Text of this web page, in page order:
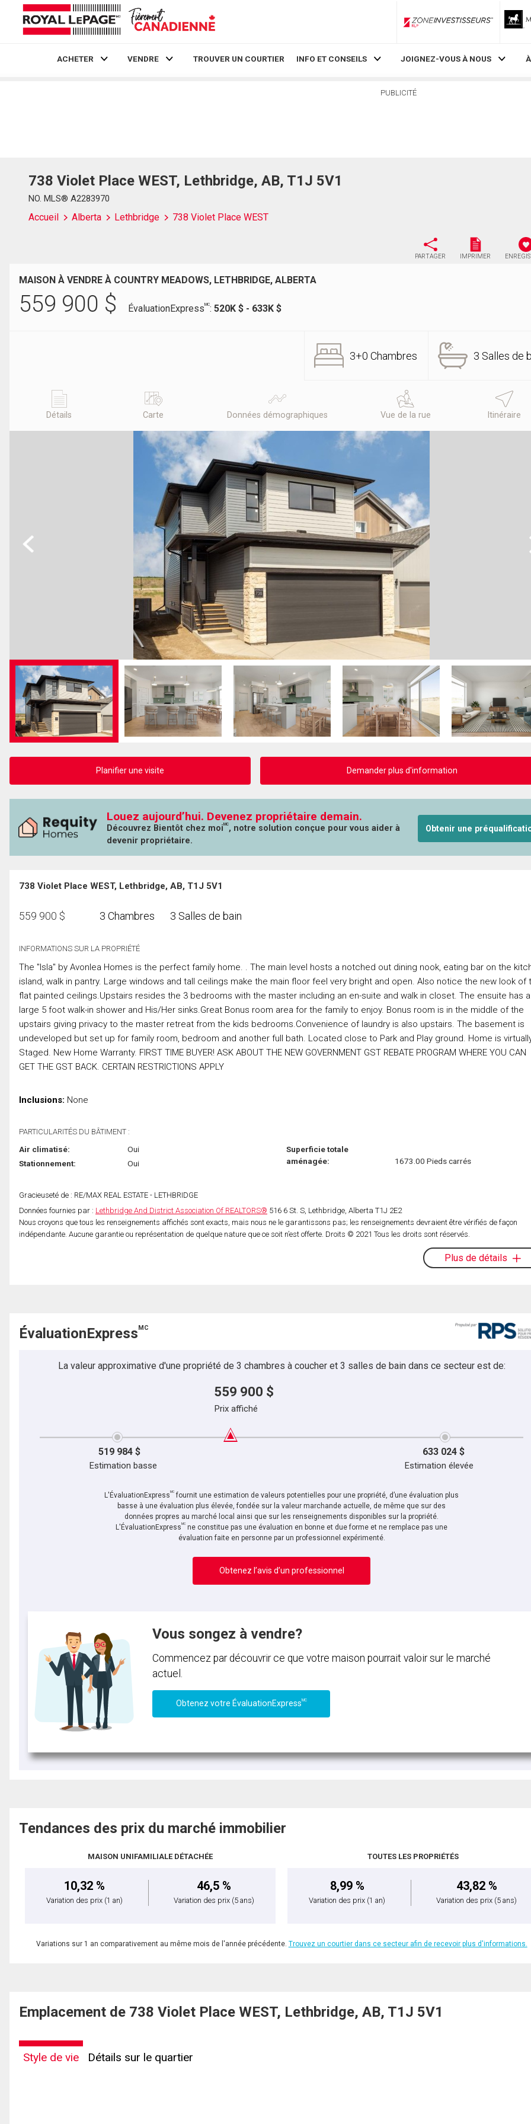
ZoneInvestisseurs RLP
ACHETER VENDRE TROUVER UN COURTIER INFO ET CONSEILS JOIGNEZ-VOUS À NOUS
PUBLICITÉ
738 Violet Place WEST, Lethbridge, AB, T1J 5V1
NO. MLS® A2283970
Accueil Alberta Lethbridge 738 Violet Place WEST
PARTAGER IMPRIMER
MAISON À VENDRE À COUNTRY MEADOWS, LETHBRIDGE, ALBERTA
559 900 $ ÉvaluationExpressMC: 520K $ - 633K $
3+0 Chambres 3 Salles de
Détails Carte Données démographiques Vue de la rue Itinéraire
Previous
Planifier une visite Demander plus d'information
Louez aujourd’hui. Devenez propriétaire demain.
Découvrez Bientôt chez moiMC, notre solution conçue pour vous aider à
devenir propriétaire.
Obtenir une
738 Violet Place WEST, Lethbridge, AB, T1J 5V1
559 900 $ 3 Chambres 3 Salles de bain
INFORMATIONS SUR LA PROPRIÉTÉ
The "Isla" by Avonlea Homes is the perfect family home. . The main level hosts a notched out dining nook, eating bar on the
island, walk in pantry. Large windows and tall ceilings make the main floor feel very bright and open. Also notice the new look of
flat painted ceilings.Upstairs resides the 3 bedrooms with the master including an en-suite and walk in closet. The ensuite has a
large 5 foot walk-in shower and His/Her sinks.Great Bonus room area for the family to enjoy. Bonus room is in the middle of the
upstairs giving privacy to the master retreat from the kids bedrooms.Convenience of laundry is also upstairs. The basement is
undeveloped but set up for family room, bedroom and another full bath. Located close to Park and Play ground. Home is
Staged. New Home Warranty. FIRST TIME BUYER! ASK ABOUT THE NEW GOVERNMENT GST REBATE PROGRAM WHERE YOU CAN
GET THE GST BACK. CERTAIN RESTRICTIONS APPLY
Inclusions: None
PARTICULARITÉS DU BÂTIMENT :
Air climatisé:
Oui
Stationnement:
Oui
Superficie totale
aménagée:
1673.00 Pieds carrés
Gracieuseté de : RE/MAX REAL ESTATE - LETHBRIDGE
Données fournies par : Lethbridge And District Association Of REALTORS® 516 6 St. S, Lethbridge, Alberta T1J 2E2
Nous croyons que tous les renseignements affichés sont exacts, mais nous ne le garantissons pas; les renseignements devraient être vérifiés de façon
indépendante. Aucune garantie ou représentation de quelque nature que ce soit n’est offerte. Droits © 2021 Tous les droits sont réservés.
Plus de détails
ÉvaluationExpressMC
La valeur approximative d'une propriété de 3 chambres à coucher et 3 salles de bain dans ce secteur est de:
559 900 $
Prix affiché
519 984 $ 633 024 $
Estimation basse Estimation élevée
L'ÉvaluationExpressMC fournit une estimation de valeurs potentielles pour une propriété, d’une évaluation plus
basse à une évaluation plus élevée, fondée sur la valeur marchande actuelle, de même que sur des
données propres au marché local ainsi que sur les renseignements disponibles sur la propriété.
L'ÉvaluationExpressMC ne constitue pas une évaluation en bonne et due forme et ne remplace pas une
évaluation faite en personne par un professionnel expérimenté.
Obtenez l’avis d’un professionnel
Vous songez à vendre?
Commencez par découvrir ce que votre maison pourrait valoir sur le marché
actuel.
Obtenez votre ÉvaluationExpressMC
Tendances des prix du marché immobilier
MAISON UNIFAMILIALE DÉTACHÉE
10,32 %
Variation des prix (1 an)
46,5 %
Variation des prix (5 ans)
TOUTES LES PROPRIÉTÉS
8,99 %
Variation des prix (1 an)
43,82 %
Variation des prix (5 ans)
Variations sur 1 an comparativement au même mois de l'année précédente. Trouvez un courtier dans ce secteur afin de recevoir plus d'informations.
Emplacement de 738 Violet Place WEST, Lethbridge, AB, T1J 5V1
Style de vie Détails sur le quartier